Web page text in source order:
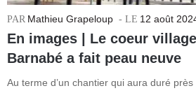
Mathieu Grapeloup 12 août
En images | Le coeur
Barnabé a fait peau neuve
Au terme d’un chantier qui aura duré